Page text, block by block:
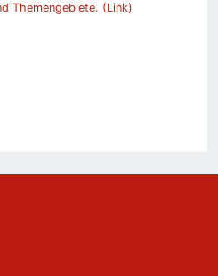
Themengebiete. (Link)